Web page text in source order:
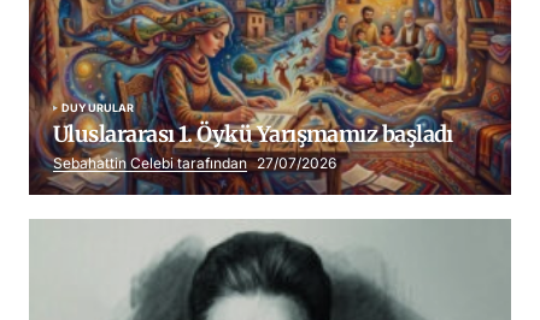
DUYURULAR
Uluslararası 1. Öykü Yarışmamız başladı
Sebahattin Celebi tarafından 27/07/2026